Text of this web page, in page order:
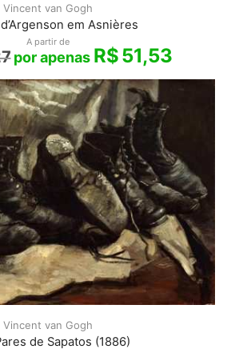
Vincent van Gogh
em Asnières
A partir de
R$51,53
Vincent van Gogh
de Sapatos (1886)